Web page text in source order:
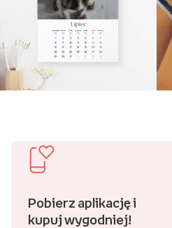
Pobierz aplikację i
kupuj wygodniej!